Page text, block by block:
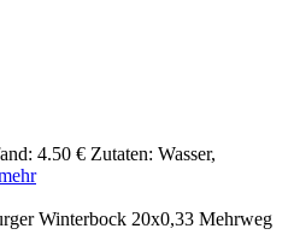
4.50 € Zutaten: Wasser,
Winterbock 20x0,33 Mehrweg